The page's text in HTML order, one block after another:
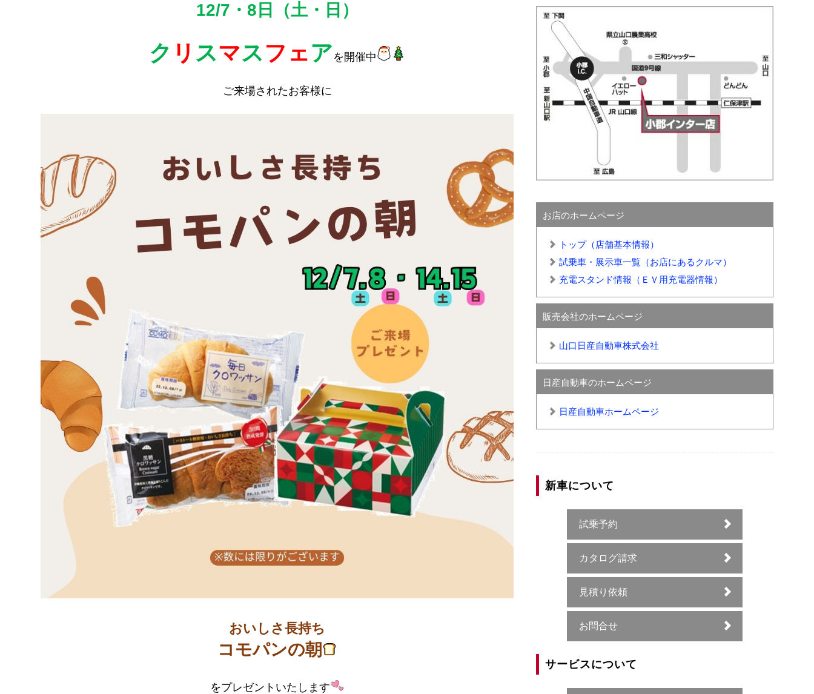
12/7 ・8日（土・日）
ク リ スマスフェア を開催中
ご来場されたお客様に
おいしさ長持ち
コモパンの朝
をプレゼントいたします
お店のホームページ
トップ（店舗基本情報）
試乗車・展示車一覧（お店にあるクルマ）
充電スタンド情報（ＥＶ用充電器情報）
販売会社のホームページ
山口日産自動車株式会社
日産自動車のホームページ
日産自動車ホームページ
新車について
試乗予約
カタログ請求
見積り依頼
お問合せ
サービスについて